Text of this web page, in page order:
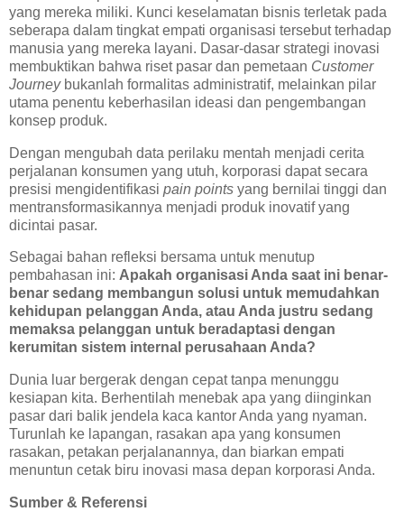
yang mereka miliki. Kunci keselamatan bisnis terletak pada
seberapa dalam tingkat empati organisasi tersebut terhadap
manusia yang mereka layani. Dasar-dasar strategi inovasi
membuktikan bahwa riset pasar dan pemetaan Customer
Journeybukanlah formalitas administratif, melainkan pilar
utama penentu keberhasilan ideasi dan pengembangan
konsep produk.
Dengan mengubah data perilaku mentah menjadi cerita
perjalanan konsumen yang utuh, korporasi dapat secara
presisi mengidentifikasi pain points yang bernilai tinggi dan
mentransformasikannya menjadi produk inovatif yang
dicintai pasar.
Sebagai bahan refleksi bersama untuk menutup
pembahasan ini: Apakah organisasi Anda saat ini benar-
benar sedang membangun solusi untuk memudahkan
kehidupan pelanggan Anda, atau Anda justru sedang
memaksa pelanggan untuk beradaptasi dengan
kerumitan sistem internal perusahaan Anda?
Dunia luar bergerak dengan cepat tanpa menunggu
kesiapan kita. Berhentilah menebak apa yang diinginkan
pasar dari balik jendela kaca kantor Anda yang nyaman.
Turunlah ke lapangan, rasakan apa yang konsumen
rasakan, petakan perjalanannya, dan biarkan empati
menuntun cetak biru inovasi masa depan korporasi Anda.
Sumber & Referensi